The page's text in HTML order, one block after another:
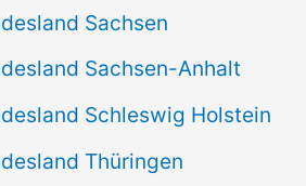
Sachsen
Sachsen-Anhalt
Schleswig Holstein
Thüringen